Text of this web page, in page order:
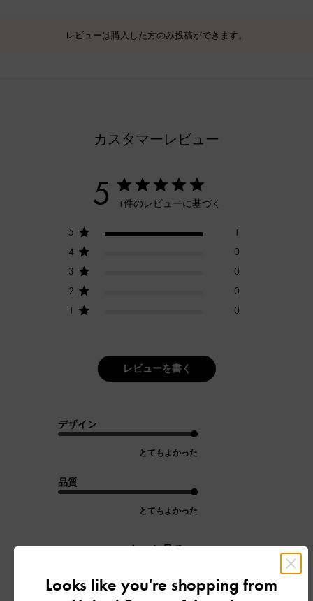
レビューは購入した方のみ投稿ができます。
カスタマーレビュー
5 1件のレビューに基づく
5
1
4
0
3
0
2
0
1
0
レビューを書く
デザイン
とてもよかった
品質
とてもよかった
もっと見る
Looks like you're shopping from